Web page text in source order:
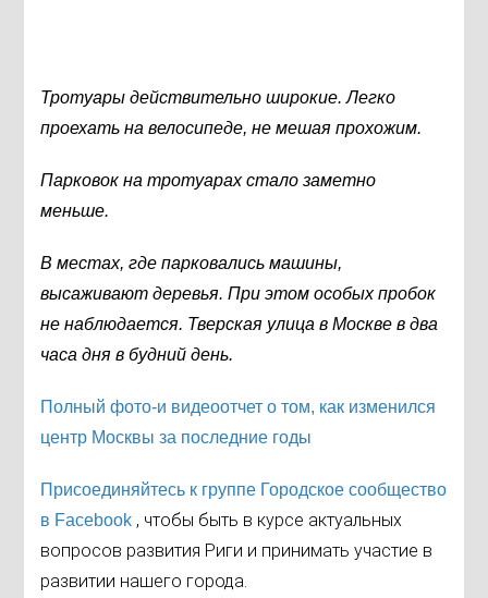
Тротуары действительно широкие. Легко
проехать на велосипеде, не мешая прохожим.
Парковок на тротуарах стало заметно
меньше.
В местах, где парковались машины,
высаживают деревья. При этом особых пробок
не наблюдается. Тверская улица в Москве в два
часа дня в будний день.
Полный фото-и видеоотчет о том, как изменился
центр Москвы за последние годы
Присоединяйтесь к группе Городское сообщество
в Facebook , чтобы быть в курсе актуальных
вопросов развития Риги и принимать участие в
развитии нашего города.